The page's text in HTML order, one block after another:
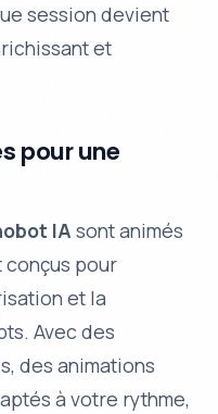
session devient
et
pour une
IA sont animés
pour
et la
Avec des
des animations
à votre rythme,